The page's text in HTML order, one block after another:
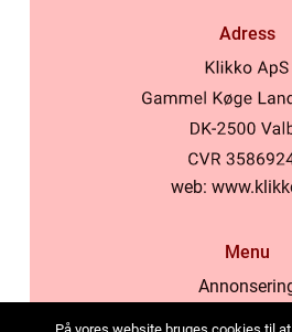
Adress
web:
Menu